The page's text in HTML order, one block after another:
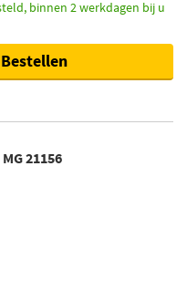
binnen 2 werkdagen bij u
Bestellen
21156